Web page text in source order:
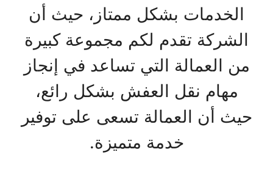
الخدمات بشكل ممتاز، حيث أن
الشركة تقدم لكم مجموعة كبيرة
من العمالة التي تساعد في إنجاز
مهام نقل العفش بشكل رائع،
حيث أن العمالة تسعى على توفير
خدمة متميزة.